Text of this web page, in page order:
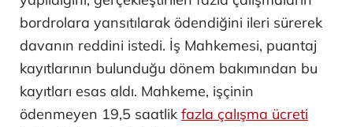
bordrolara yansıtılarak ödendiğini ileri sürerek
davanın reddini istedi. İş Mahkemesi, puantaj
kayıtlarının bulunduğu dönem bakımından bu
kayıtları esas aldı. Mahkeme, işçinin
ödenmeyen 19,5 saatlik fazla çalışma ücreti